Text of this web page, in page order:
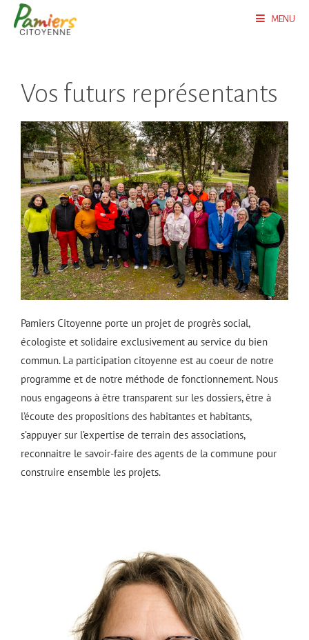
MENU
Vos futurs représentants
Pamiers Citoyenne porte un projet de progrès social,
écologiste et solidaire exclusivement au service du bien
commun. La participation citoyenne est au coeur de notre
programme et de notre méthode de fonctionnement. Nous
nous engageons à être transparent sur les dossiers, être à
l’écoute des propositions des habitantes et habitants,
s’appuyer sur l’expertise de terrain des associations,
reconnaitre le savoir-faire des agents de la commune pour
construire ensemble les projets.